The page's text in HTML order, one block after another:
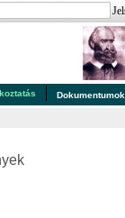
Dokumentumok